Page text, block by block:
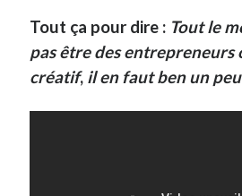
Tout ça pour dire : Tout le
pas être des entrepreneurs
créatif, il en faut ben un